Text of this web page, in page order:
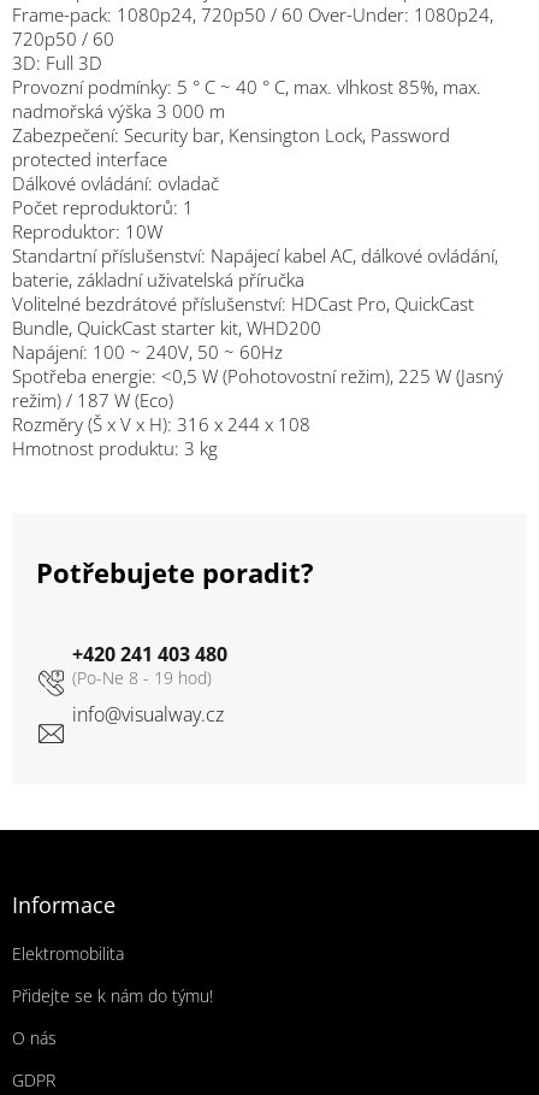
Frame-pack: 1080p24, 720p50 / 60 Over-Under: 1080p24,
720p50 / 60
3D: Full 3D
Provozní podmínky: 5 ° C ~ 40 ° C, max. vlhkost 85%, max.
nadmořská výška 3 000 m
Zabezpečení: Security bar, Kensington Lock, Password
protected interface
Dálkové ovládání: ovladač
Počet reproduktorů: 1
Reproduktor: 10W
Standartní příslušenství: Napájecí kabel AC, dálkové ovládání,
baterie, základní uživatelská příručka
Volitelné bezdrátové příslušenství: HDCast Pro, QuickCast
Bundle, QuickCast starter kit, WHD200
Napájení: 100 ~ 240V, 50 ~ 60Hz
Spotřeba energie: <0,5 W (Pohotovostní režim), 225 W (Jasný
režim) / 187 W (Eco)
Rozměry (Š x V x H): 316 x 244 x 108
Hmotnost produktu: 3 kg
Potřebujete poradit?
info@visualway.cz
+420 241 403 480
Zápatí
Informace
Elektromobilita
Přidejte se k nám do týmu!
O nás
GDPR